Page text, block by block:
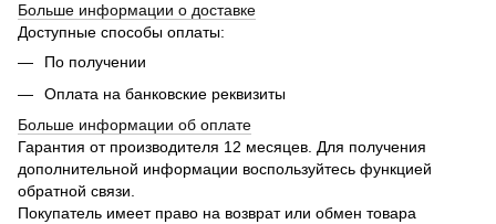
Больше информации о доставке
Доступные способы оплаты:
По получении
Оплата на банковские реквизиты
Больше информации об оплате
Гарантия от производителя 12 месяцев. Для получения
дополнительной информации воспользуйтесь функцией
обратной связи.
Покупатель имеет право на возврат или обмен товара